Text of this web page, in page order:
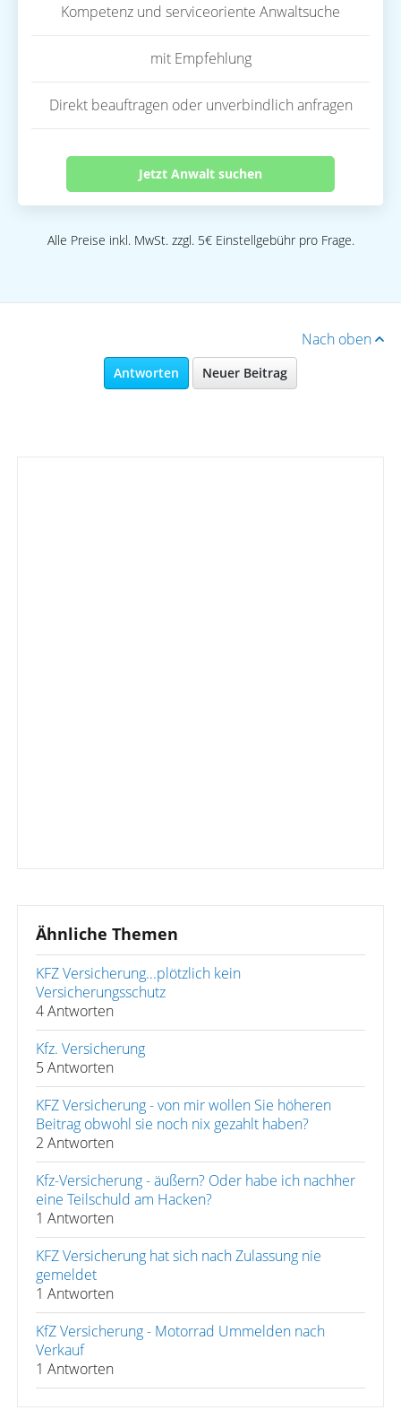
Kompetenz und serviceoriente Anwaltsuche
mit Empfehlung
Direkt beauftragen oder unverbindlich anfragen
Jetzt Anwalt suchen
Alle Preise inkl. MwSt. zzgl. 5€ Einstellgebühr pro Frage.
Nach oben
Antworten Neuer Beitrag
Ähnliche Themen
KFZ Versicherung...plötzlich kein
Versicherungsschutz
4 Antworten
Kfz. Versicherung
5 Antworten
KFZ Versicherung - von mir wollen Sie höheren
Beitrag obwohl sie noch nix gezahlt haben?
2 Antworten
Kfz-Versicherung - äußern? Oder habe ich nachher
eine Teilschuld am Hacken?
1 Antworten
KFZ Versicherung hat sich nach Zulassung nie
gemeldet
1 Antworten
KfZ Versicherung - Motorrad Ummelden nach
Verkauf
1 Antworten